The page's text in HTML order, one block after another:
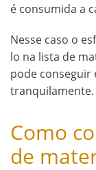
é consumida a
Nesse caso o
lo na lista de
pode conseguir
tranquilamente.
Como
de